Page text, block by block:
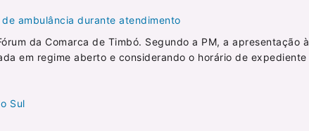
ambulância durante atendimento
da Comarca de Timbó. Segundo a PM, a apresentação à
em regime aberto e considerando o horário de expediente
Sul